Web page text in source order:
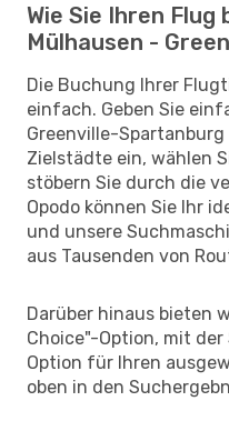
Wie Sie Ihren Flug
Mülhausen -
Die Buchung Ihrer
einfach. Geben Sie
Greenville-
Zielstädte ein, wählen
stöbern Sie durch die
Opodo können Sie Ihr
und unsere
aus Tausenden von
Darüber hinaus bieten
Choice"-Option, mit
Option für Ihren
oben in den